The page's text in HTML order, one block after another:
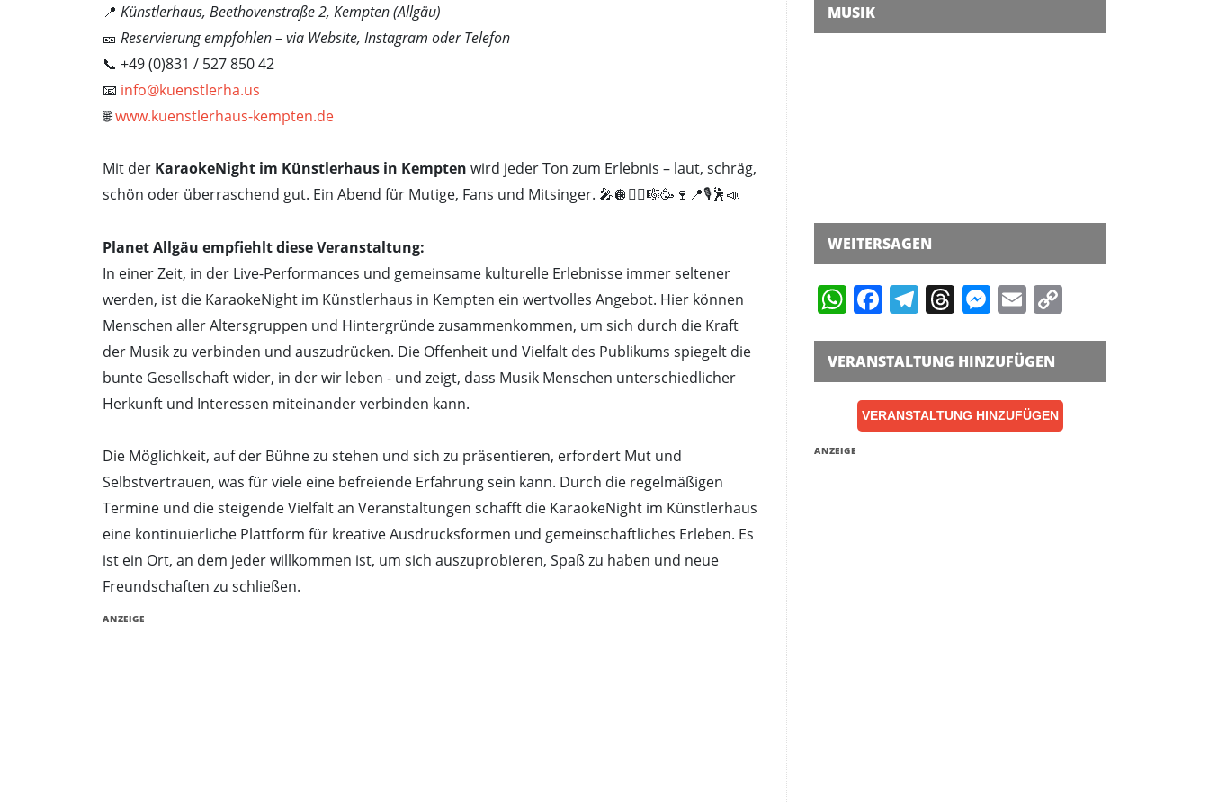
📍 Künstlerhaus, Beethovenstraße 2, Kempten (Allgäu)
🎫 Reservierung empfohlen – via Website, Instagram oder Telefon
📞 +49 (0)831 / 527 850 42
📧 info@kuenstlerha.us
🌐www.kuenstlerhaus-kempten.de
Mit der KaraokeNight im Künstlerhaus in Kempten wird jeder Ton zum Erlebnis – laut, schräg,
schön oder überraschend gut. Ein Abend für Mutige, Fans und Mitsinger. 🎤🪩👯‍♂️🎼🥳🍷📍🎙️🕺📣
Planet Allgäu empfiehlt diese Veranstaltung:
In einer Zeit, in der Live-Performances und gemeinsame kulturelle Erlebnisse immer seltener
werden, ist die KaraokeNight im Künstlerhaus in Kempten ein wertvolles Angebot. Hier können
Menschen aller Altersgruppen und Hintergründe zusammenkommen, um sich durch die Kraft
der Musik zu verbinden und auszudrücken. Die Offenheit und Vielfalt des Publikums spiegelt die
bunte Gesellschaft wider, in der wir leben - und zeigt, dass Musik Menschen unterschiedlicher
Herkunft und Interessen miteinander verbinden kann.
Die Möglichkeit, auf der Bühne zu stehen und sich zu präsentieren, erfordert Mut und
Selbstvertrauen, was für viele eine befreiende Erfahrung sein kann. Durch die regelmäßigen
Termine und die steigende Vielfalt an Veranstaltungen schafft die KaraokeNight im Künstlerhaus
eine kontinuierliche Plattform für kreative Ausdrucksformen und gemeinschaftliches Erleben. Es
ist ein Ort, an dem jeder willkommen ist, um sich auszuprobieren, Spaß zu haben und neue
Freundschaften zu schließen.
ANZEIGE
MUSIK
WEITERSAGEN
WhatsApp
Facebook
Telegram
Threads
Messenger
Email
VERANSTALTUNG HINZUFÜGEN
VERANSTALTUNG HINZUFÜGEN
ANZEIGE